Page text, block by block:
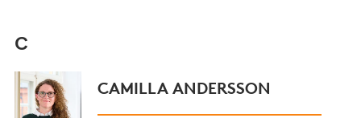
C
CAMILLA ANDERSSON